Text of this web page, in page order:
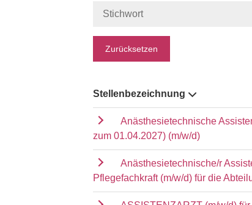
Zurücksetzen
Stellenbezeichnung
Anästhesietechnische
zum 01.04.2027) (m/w/d)
Anästhesietechnische/r
Pflegefachkraft (m/w/d) für die